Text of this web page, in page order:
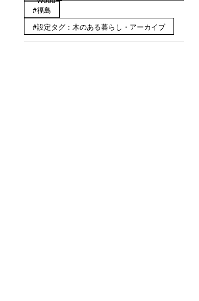
福島
設定タグ：木のある暮らし・アーカイブ